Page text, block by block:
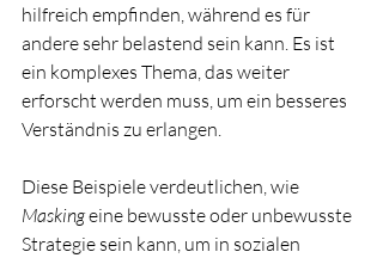
hilfreich empfinden, während es für
andere sehr belastend sein kann. Es ist
ein komplexes Thema, das weiter
erforscht werden muss, um ein besseres
Verständnis zu erlangen.
Diese Beispiele verdeutlichen, wie
Masking eine bewusste oder unbewusste
Strategie sein kann, um in sozialen